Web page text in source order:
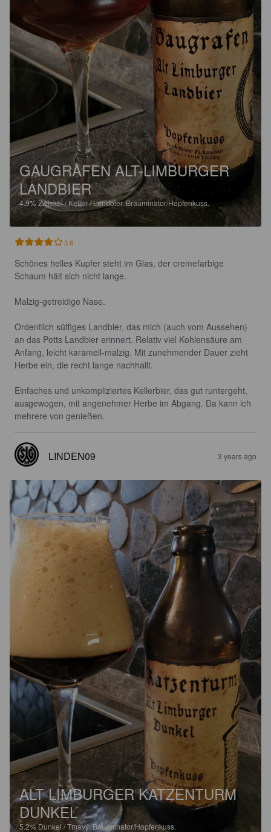
GAUGRAFEN ALT-LIMBURGER
LANDBIER
4.9%Zwickel / Keller / Landbier.Brauminator/Hopfenkuss.
3.8
Schönes helles Kupfer steht im Glas, der cremefarbige
Schaum hält sich nicht lange.
Malzig-getreidige Nase.
Ordentlich süffiges Landbier, das mich (auch vom Aussehen)
an das Potts Landbier erinnert. Relativ viel Kohlensäure am
Anfang, leicht karamell-malzig. Mit zunehmender Dauer zieht
Herbe ein, die recht lange nachhallt.
Einfaches und unkompliziertes Kellerbier, das gut runtergeht,
ausgewogen, mit angenehmer Herbe im Abgang. Da kann ich
mehrere von genießen.
LINDEN09 3 years ago
ALT LIMBURGER KATZENTURM
DUNKEL
5.2%Dunkel / Tmavý.Brauminator/Hopfenkuss.